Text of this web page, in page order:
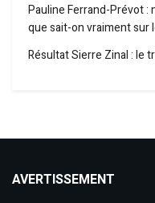
Pauline Ferrand-Prévot :
que sait-on vraiment sur
Résultat Sierre Zinal : le
AVERTISSEMENT